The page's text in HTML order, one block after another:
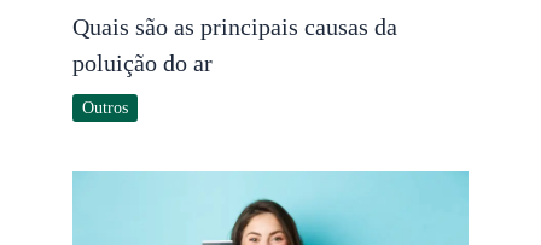
Quais são as principais causas da
poluição do ar
Outros